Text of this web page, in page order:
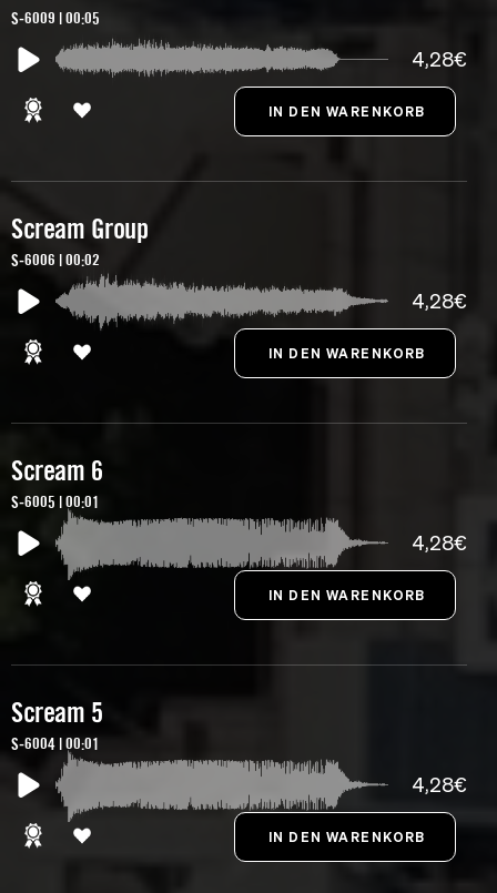
S-6009 | 00:05
4,28€
Scream Group
S-6006 | 00:02
4,28€
Scream 6
S-6005 | 00:01
4,28€
Scream 5
S-6004 | 00:01
4,28€